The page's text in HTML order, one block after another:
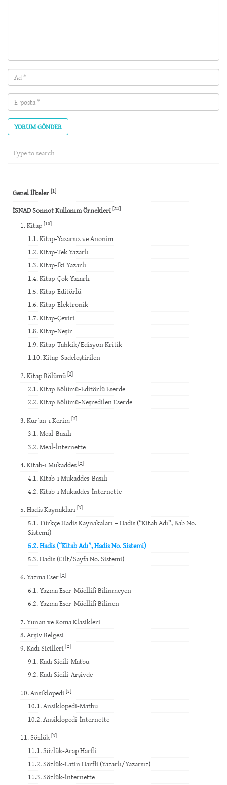
Ad
(required)
E-
posta
(required)
Genel İlkeler [1]
İSNAD Sonnot Kullanım Örnekleri [81]
1. Kitap [10]
1.1. Kitap-Yazarsız ve Anonim
1.2. Kitap-Tek Yazarlı
1.3. Kitap-İki Yazarlı
1.4. Kitap-Çok Yazarlı
1.5. Kitap-Editörlü
1.6. Kitap-Elektronik
1.7. Kitap-Çeviri
1.8. Kitap-Neşir
1.9. Kitap-Tahkik/Edisyon Kritik
1.10. Kitap-Sadeleştirilen
2. Kitap Bölümü [2]
2.1. Kitap Bölümü-Editörlü Eserde
2.2. Kitap Bölümü-Neşredilen Eserde
3. Kur’an-ı Kerim [2]
3.1. Meal-Basılı
3.2. Meal-İnternette
4. Kitab-ı Mukaddes [2]
4.1. Kitab-ı Mukaddes-Basılı
4.2. Kitab-ı Mukaddes-İnternette
5. Hadis Kaynakları [3]
5.1. Türkçe Hadis Kaynakaları – Hadis (“Kitab Adı”, Bab No.
Sistemi)
5.2. Hadis (“Kitab Adı”, Hadis No. Sistemi)
5.3. Hadis (Cilt/Sayfa No. Sistemi)
6. Yazma Eser [2]
6.1. Yazma Eser-Müellifi Bilinmeyen
6.2. Yazma Eser-Müellifi Bilinen
7. Yunan ve Roma Klasikleri
8. Arşiv Belgesi
9. Kadı Sicilleri [2]
9.1. Kadı Sicili-Matbu
9.2. Kadı Sicili-Arşivde
10. Ansiklopedi [2]
10.1. Ansiklopedi-Matbu
10.2. Ansiklopedi-İnternette
11. Sözlük [3]
11.1. Sözlük-Arap Harfli
11.2. Sözlük-Latin Harfli (Yazarlı/Yazarsız)
11.3. Sözlük-İnternette